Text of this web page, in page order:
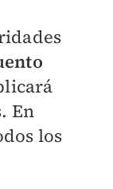
En
los